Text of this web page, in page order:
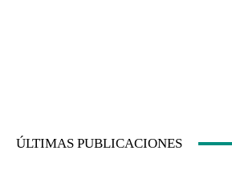
ÚLTIMAS PUBLICACIONES